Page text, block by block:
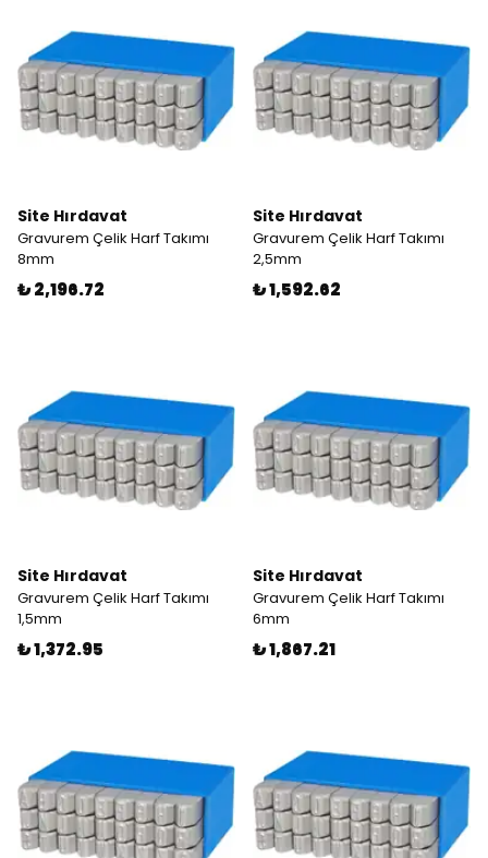
Site Hırdavat
Gravurem Çelik Harf Takımı
8mm
₺ 2,196.72
Site Hırdavat
Gravurem Çelik Harf Takımı
2,5mm
₺ 1,592.62
Site Hırdavat
Gravurem Çelik Harf Takımı
1,5mm
₺ 1,372.95
Site Hırdavat
Gravurem Çelik Harf Takımı
6mm
₺ 1,867.21